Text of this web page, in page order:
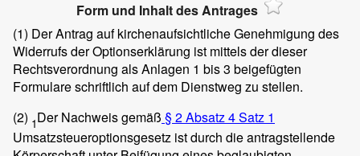
Form und Inhalt des Antrages
(1) Der Antrag auf kirchenaufsichtliche Genehmigung des
Widerrufs der Optionserklärung ist mittels der dieser
Rechtsverordnung als Anlagen 1 bis 3 beigefügten
Formulare schriftlich auf dem Dienstweg zu stellen.
(2) 1Der Nachweis gemäß § 2 Absatz 4 Satz 1
Umsatzsteueroptionsgesetz ist durch die antragstellende